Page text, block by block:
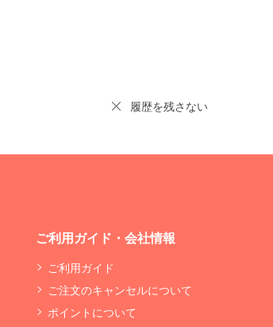
履歴を残さない
ご利用ガイド・会社情報
ご利用ガイド
ご注文のキャンセルについて
ポイントについて